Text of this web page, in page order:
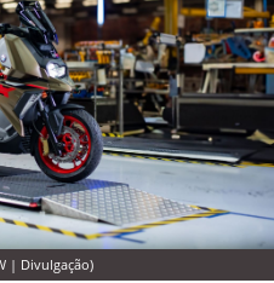
| Divulgação)